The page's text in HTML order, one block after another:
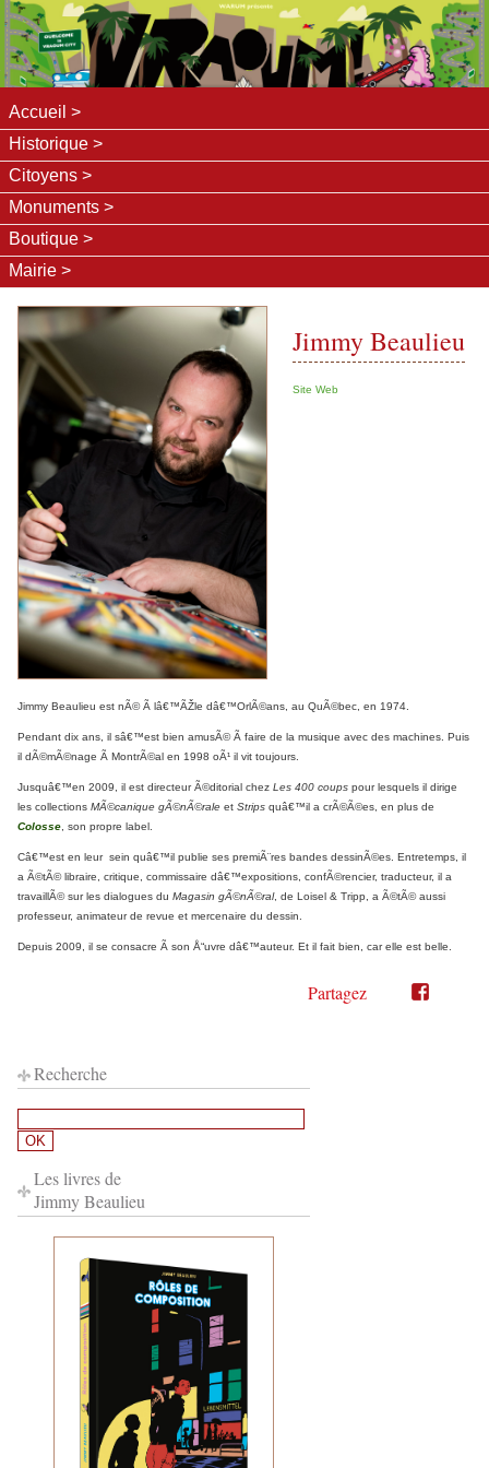
Accueil
Historique
Citoyens
Monuments
Boutique
Mairie
Jimmy Beaulieu
Site Web
Jimmy Beaulieu est nÃ© Ã lâ€™ÃŽle dâ€™OrlÃ©ans, au QuÃ©bec, en 1974.
Pendant dix ans, il sâ€™est bien amusÃ© Ã faire de la musique avec des machines. Puis
il dÃ©mÃ©nage Ã MontrÃ©al en 1998 oÃ¹ il vit toujours.
Jusquâ€™en 2009, il est directeur Ã©ditorial chez Les 400 coups pour lesquels il dirige
les collections MÃ©canique gÃ©nÃ©rale et Strips quâ€™il a crÃ©Ã©es, en plus de
Colosse, son propre label.
Câ€™est en leur sein quâ€™il publie ses premiÃ¨res bandes dessinÃ©es. Entretemps, il
a Ã©tÃ© libraire, critique, commissaire dâ€™expositions, confÃ©rencier, traducteur, il a
travaillÃ© sur les dialogues du Magasin gÃ©nÃ©ral, de Loisel & Tripp, a Ã©tÃ© aussi
professeur, animateur de revue et mercenaire du dessin.
Depuis 2009, il se consacre Ã son Å“uvre dâ€™auteur. Et il fait bien, car elle est belle.
Partagez
Partager
Partager
Recherche
Les livres de
Jimmy Beaulieu